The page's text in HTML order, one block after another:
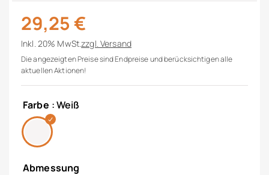
29,25 €
Inkl. 20% MwSt.zzgl. Versand
Die angezeigten Preise sind Endpreise und berücksichtigen alle
aktuellen Aktionen!
Farbe : Weiß
Abmessung